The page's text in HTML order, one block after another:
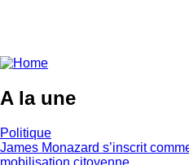
A la une
Politique
James Monazard s’inscrit
mobilisation citoyenne